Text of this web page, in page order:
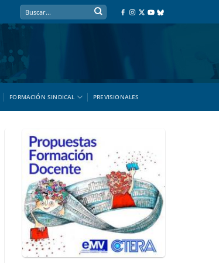
FORMACIÓN SINDICAL PREVISIONALES